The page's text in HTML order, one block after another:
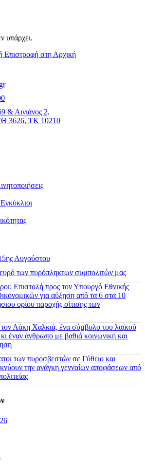
υπάρχει.
Επιστροφή στη Αρχική
& Αινιάνος 2,
3626, ΤΚ 10210
Αυγούστου
των πυρόπληκτων συμπολιτών μας
Επιστολή προς τον Υπουργό Εθνικής
για αύξηση από τα 6 στα 10
ορίου παροχής σίτισης των
Λάκη Χαλκιά, ένα σύμβολο του λαϊκού
έναν άνθρωπο με βαθιά κοινωνική και
των πυροσβεστών σε Γύθειο και
την ανάγκη γενναίων αποφάσεων από